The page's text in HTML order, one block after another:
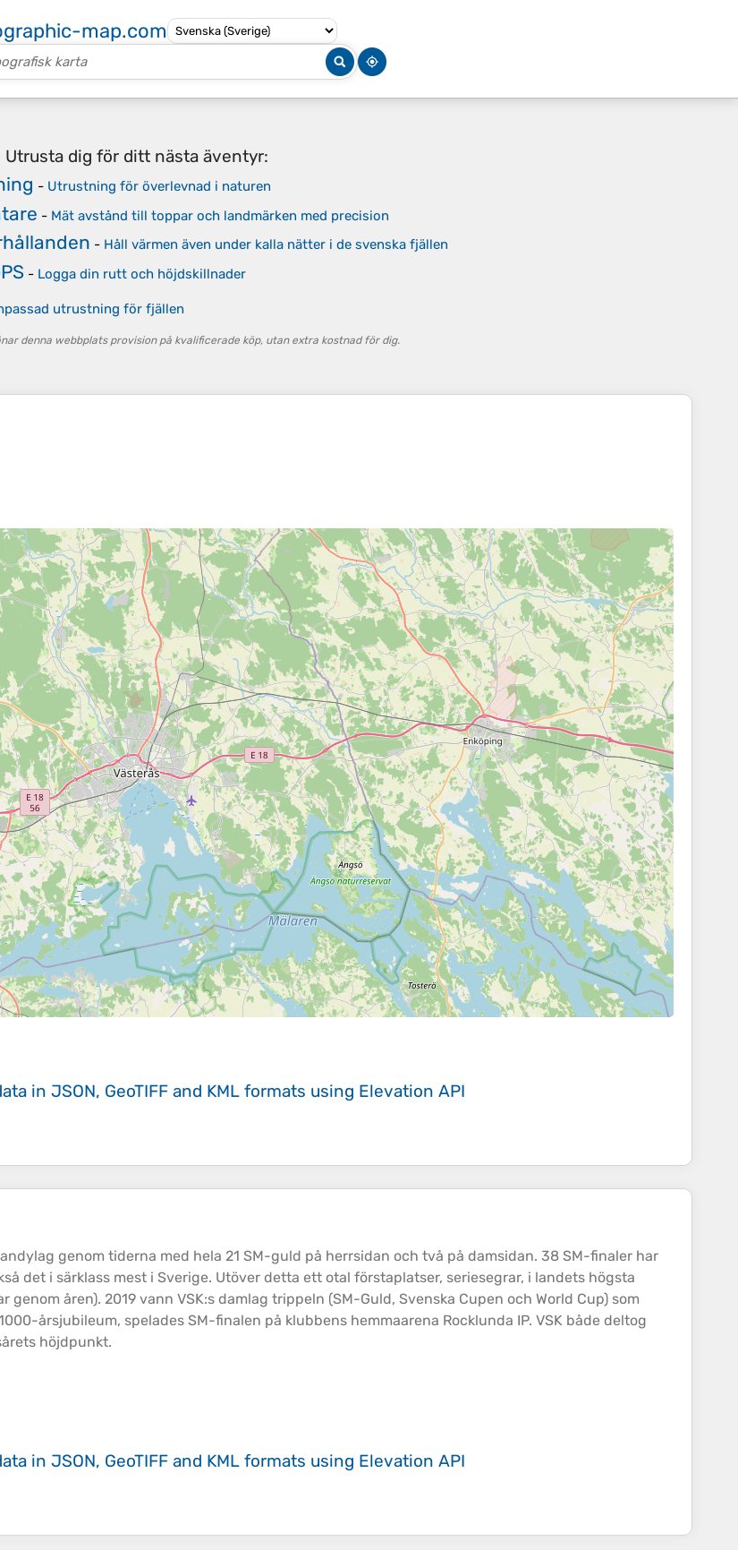
map.com
Utrusta dig för ditt nästa äventyr:
- Utrustning för överlevnad i naturen
- Mät avstånd till toppar och landmärken med precision
- Håll värmen även under kalla nätter i de svenska fjällen
- Logga din rutt och höjdskillnader
utrustning för fjällen
denna webbplats provision på kvalificerade köp, utan extra kostnad för dig.
in JSON, GeoTIFF and KML formats using Elevation API
genom tiderna med hela 21 SM-guld på herrsidan och två på damsidan. 38 SM-finaler har
det i särklass mest i Sverige. Utöver detta ett otal förstaplatser, seriesegrar, i landets högsta
åren). 2019 vann VSK:s damlag trippeln (SM-Guld, Svenska Cupen och World Cup) som
årsjubileum, spelades SM-finalen på klubbens hemmaarena Rocklunda IP. VSK både deltog
höjdpunkt.
in JSON, GeoTIFF and KML formats using Elevation API